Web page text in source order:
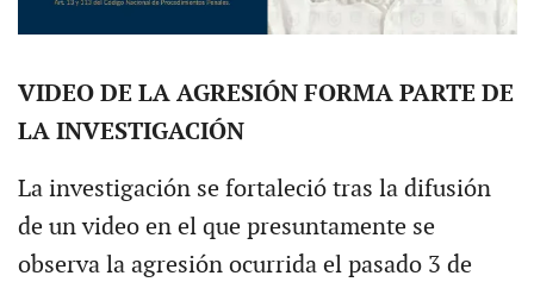
VIDEO DE LA AGRESIÓN FORMA PARTE DE
LA INVESTIGACIÓN
La investigación se fortaleció tras la difusión
de un video en el que presuntamente se
observa la agresión ocurrida el pasado 3 de